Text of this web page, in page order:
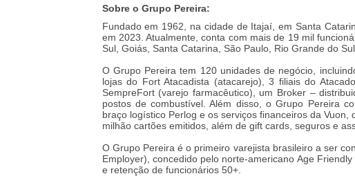
Sobre o Grupo Pereira:
Fundado em 1962, na cidade de Itajaí, em Santa
em 2023. Atualmente, conta com mais de 19 mil
Sul, Goiás, Santa Catarina, São Paulo, Rio Grande do
O Grupo Pereira tem 120 unidades de negócio,
lojas do Fort Atacadista (atacarejo), 3 filiais do
SempreFort (varejo farmacêutico), um Broker –
postos de combustível. Além disso, o Grupo Pereira
braço logístico Perlog e os serviços financeiros da
milhão cartões emitidos, além de gift cards, seguros e
O Grupo Pereira é o primeiro varejista brasileiro a ser
Employer), concedido pelo norte-americano Age
e retenção de funcionários 50+.